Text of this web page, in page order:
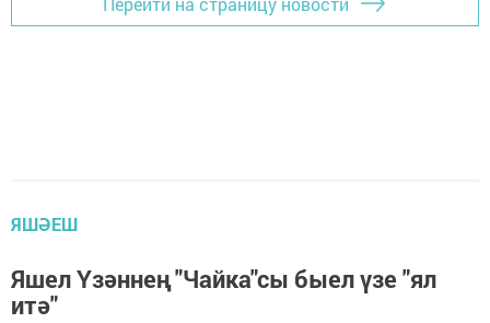
ЯШӘЕШ
Яшел Үзәннең "Чайка"сы быел үзе "ял
итә"